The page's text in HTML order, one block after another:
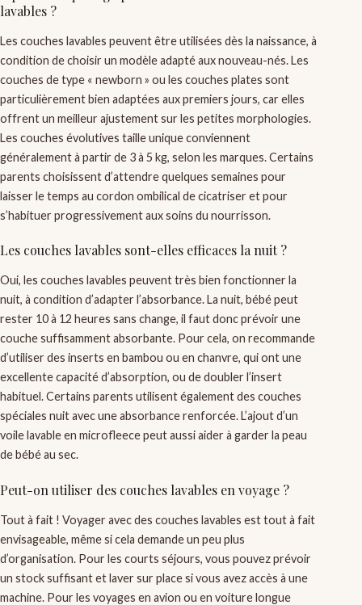
lavables ?
Les couches lavables peuvent être utilisées dès la naissance, à
condition de choisir un modèle adapté aux nouveau-nés. Les
couches de type « newborn » ou les couches plates sont
particulièrement bien adaptées aux premiers jours, car elles
offrent un meilleur ajustement sur les petites morphologies.
Les couches évolutives taille unique conviennent
généralement à partir de 3 à 5 kg, selon les marques. Certains
parents choisissent d’attendre quelques semaines pour
laisser le temps au cordon ombilical de cicatriser et pour
s’habituer progressivement aux soins du nourrisson.
Les couches lavables sont-elles efficaces la nuit ?
Oui, les couches lavables peuvent très bien fonctionner la
nuit, à condition d’adapter l’absorbance. La nuit, bébé peut
rester 10 à 12 heures sans change, il faut donc prévoir une
couche suffisamment absorbante. Pour cela, on recommande
d’utiliser des inserts en bambou ou en chanvre, qui ont une
excellente capacité d’absorption, ou de doubler l’insert
habituel. Certains parents utilisent également des couches
spéciales nuit avec une absorbance renforcée. L’ajout d’un
voile lavable en microfleece peut aussi aider à garder la peau
de bébé au sec.
Peut-on utiliser des couches lavables en voyage ?
Tout à fait ! Voyager avec des couches lavables est tout à fait
envisageable, même si cela demande un peu plus
d’organisation. Pour les courts séjours, vous pouvez prévoir
un stock suffisant et laver sur place si vous avez accès à une
machine. Pour les voyages en avion ou en voiture longue